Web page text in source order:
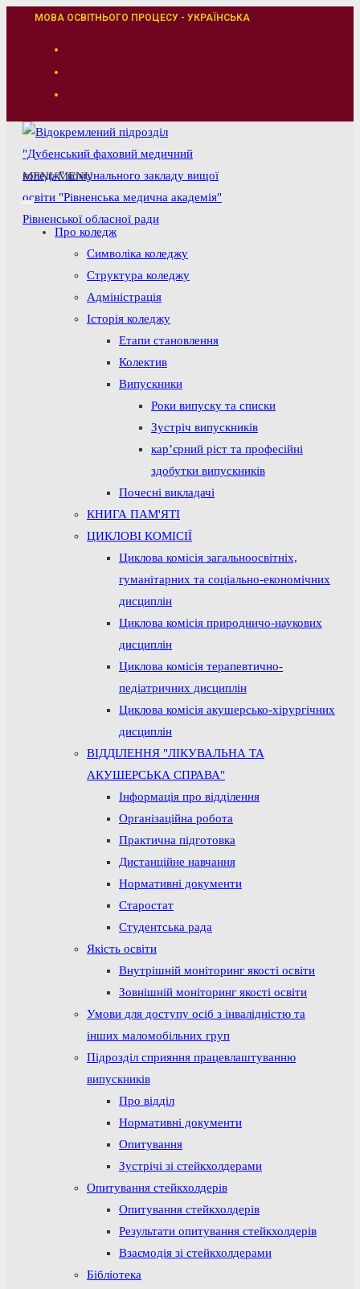
ПерейтиМОВА ОСВІТНЬОГО ПРОЦЕСУ - УКРАЇНСЬКА
MENUMENU
Про коледж
Символіка коледжу
Структура коледжу
Адміністрація
Історія коледжу
Етапи становлення
Колектив
Випускники
Роки випуску та списки
Зустріч випускників
кар’єрний ріст та професійні
здобутки випускників
Почесні викладачі
КНИГА ПАМ'ЯТІ
ЦИКЛОВІ КОМІСІЇ
Циклова комісія загальноосвітніх,
гуманітарних та соціально-економічних
дисциплін
Циклова комісія природничо-наукових
дисциплін
Циклова комісія терапевтично-
педіатричних дисциплін
Циклова комісія акушерсько-хірургічних
дисциплін
ВІДДІЛЕННЯ "ЛІКУВАЛЬНА ТА
АКУШЕРСЬКА СПРАВА"
Інформація про відділення
Організаційна робота
Практична підготовка
Дистанційне навчання
Нормативні документи
Старостат
Студентська рада
Якість освіти
Внутрішній моніторинг якості освіти
Зовнішній моніторинг якості освіти
Умови для доступу осіб з інвалідністю та
інших маломобільних груп
Підрозділ сприяння працевлаштуванню
випускників
Про відділ
Нормативні документи
Опитування
Зустрічі зі стейкхолдерами
Опитування стейкхолдерів
Опитування стейкхолдерів
Результати опитування стейкхолдерів
Взаємодія зі стейкхолдерами
Бібліотека